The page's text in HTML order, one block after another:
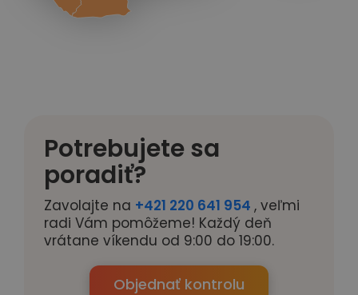
Potrebujete sa
poradiť?
Zavolajte na +421 220 641 954 , veľmi
radi Vám pomôžeme! Každý deň
vrátane víkendu od 9:00 do 19:00.
Objednať kontrolu